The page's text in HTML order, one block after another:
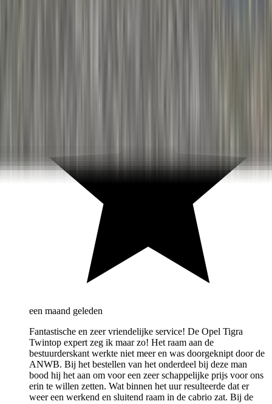
een maand geleden
Fantastische en zeer vriendelijke service! De Opel Tigra
Twintop expert zeg ik maar zo! Het raam aan de
bestuurderskant werkte niet meer en was doorgeknipt door de
ANWB. Bij het bestellen van het onderdeel bij deze man
bood hij het aan om voor een zeer schappelijke prijs voor ons
erin te willen zetten. Wat binnen het uur resulteerde dat er
weer een werkend en sluitend raam in de cabrio zat. Bij de